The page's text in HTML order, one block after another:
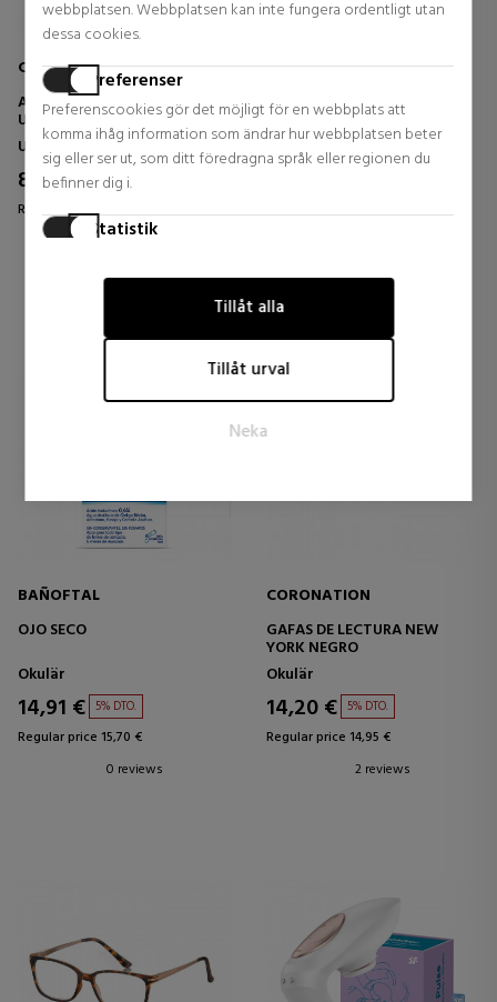
webbplatsen. Webbplatsen kan inte fungera ordentligt utan
dessa cookies.
Preferenser
Preferenscookies gör det möjligt för en webbplats att
komma ihåg information som ändrar hur webbplatsen beter
sig eller ser ut, som ditt föredragna språk eller regionen du
befinner dig i.
Statistik
besökare interagerar med webbplatser genom att samla in
och rapportera information anonymt.
webbplatser. Avsikten är att visa annonser som är relevanta
och engagerande för den enskilda användaren och därmed
Tillåt alla
Tillåt urval
Neka
COMPEED
AMPOLLAS MEDIANAS 5
UNIDADES
Utrustning
8,65 € 5% DTO.
Regular price 9,11 €
0 reviews
COMPEED
AMPOLLAS DEDOS DEL PIE - 8
UNIDADES
Utrustning
Regular price 9,11 €
BAÑOFTAL
OJO SECO
Okulär
14,91 € 5% DTO.
Regular price 15,70 €
0 reviews
CORONATION
GAFAS DE LECTURA NEW
YORK NEGRO
Okulär
14,20 € 5% DTO.
Regular price 14,95 €
2 reviews